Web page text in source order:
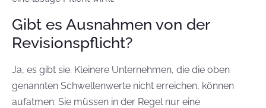
Gibt es Ausnahmen von der
Revisionspflicht?
Ja, es gibt sie. Kleinere Unternehmen, die die oben
genannten Schwellenwerte nicht erreichen, können
aufatmen: Sie müssen in der Regel nur eine